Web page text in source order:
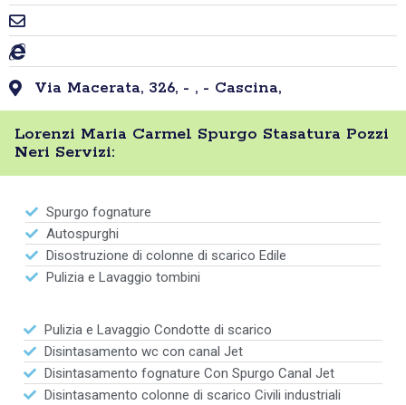
Via Macerata, 326, - , - Cascina,
Lorenzi Maria Carmel Spurgo Stasatura Pozzi
Neri Servizi:
Spurgo fognature
Autospurghi
Disostruzione di colonne di scarico Edile
Pulizia e Lavaggio tombini
Pulizia e Lavaggio Condotte di scarico
Disintasamento wc con canal Jet
Disintasamento fognature Con Spurgo Canal Jet
Disintasamento colonne di scarico Civili industriali